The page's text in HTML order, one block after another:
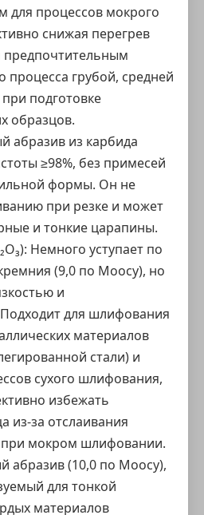
процессов мокрого
снижая перегрев
предпочтительным
процесса грубой, средней
подготовке
образцов.
абразив из карбида
≥98%, без примесей
формы. Он не
при резке и может
и тонкие царапины.
Немного уступает по
(9,0 по Моосу), но
и
для шлифования
материалов
стали) и
сухого шлифования,
избежать
из-за отслаивания
при мокром шлифовании.
абразив (10,0 по Моосу),
для тонкой
материалов